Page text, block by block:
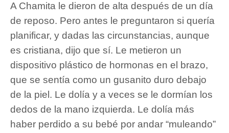
A Chamita le dieron de alta después de un día
de reposo. Pero antes le preguntaron si quería
planificar, y dadas las circunstancias, aunque
es cristiana, dijo que sí. Le metieron un
dispositivo plástico de hormonas en el brazo,
que se sentía como un gusanito duro debajo
de la piel. Le dolía y a veces se le dormían los
dedos de la mano izquierda. Le dolía más
haber perdido a su bebé por andar “muleando”